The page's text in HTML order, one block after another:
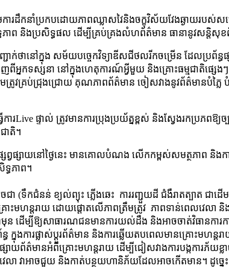
ការដឹកនាំប្រកបដោយភាពឈ្លាសវៃនិងចក្ខុវិស័យវែងឆ្ងាយរ
ធភាព និងប្រសិទ្ធផល ដើម្បីគ្រប់គ្រងលំហព័ត៌មាន ធានានូវសន្តិសុ
ាក់ថានៅក្នុង សម័យបច្ចេកវិទ្យាឌីសជីថលរីកចម្រើន ដែលប្រព័
ពីអ្នកទស្សនា នៅក្នុងហេតុការណ៍អ្វីមួយ និងគ្រោះធម្មជាតិផ្សេ
រូវគ្រប់ជ្រុងជ្រោយ គុណភាពព័ត៌មាន ចៀសវាងនូវព័ត៌មានបំភ្លៃ
ការLive ផ្ទាល់ ត្រូវមានការប្រុងប្រយ័ត្នខ្ពស់ និងស្វែងរកប្
ាតិ។
វផ្សាយនៅថ្ងៃនេះ មានគោលបំណង លើកកម្ពស់សមត្ថភាព និង
ធភាព។
(ទឹកជំនន់ ខ្យល់ព្យុះ ភ្លើងឆេះ ការរញ្ជួយដី ជំងឺរាតត្បាត ជាដ
ោះមហន្តរាយ ដោយផ្តោតលើភាពត្រឹមត្រូវ ភាពទាន់ពេលវេលា និង
មុន ដើម្បីឱ្យសាធារណជនមានការយល់ដឹង និងអាចចាត់វិធានការកា
ក្នុងការផ្លាស់ប្តូរព័ត៌មាន និងការឆ្លើយតបពេលមានគ្រោះមហន្ត
វផ្សាយព័ត៌មានអំពីគ្រោះមហន្តរាយ ដើម្បីជៀសវាងការបង្កកា
វាអាចជួយ និងកាត់បន្ថយហានិភ័យដែលអាចកើតមាន។ ដូច្នេ